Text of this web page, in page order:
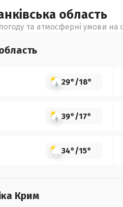
область
та атмосферні умови на
29°/18°
39°/17°
34°/15°
Крим